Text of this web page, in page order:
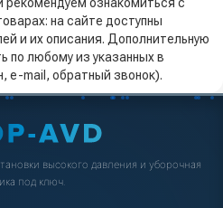
рекомендуем ознакомиться с
на сайте доступны
и их описания. Дополнительную
по любому из указанных в
e-mail, обратный звонок).
высокого давления и уборочная
под ключ.